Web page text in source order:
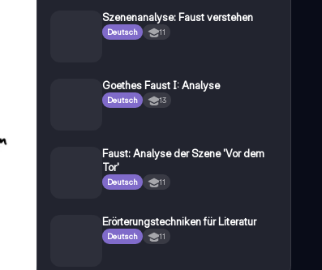
Szenenanalyse: Faust verstehen
Deutsch 11
Goethes Faust I: Analyse
Deutsch 13
Faust: Analyse der Szene 'Vor dem
Tor'
Deutsch 11
Erörterungstechniken für Literatur
Deutsch 11